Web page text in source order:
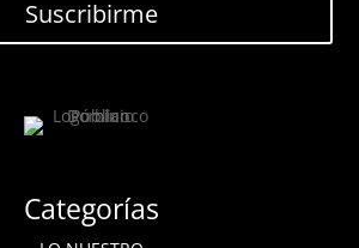
Suscribirme
Categorías